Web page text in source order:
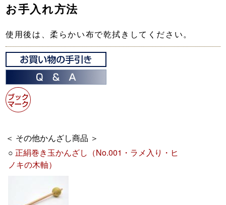
お手入れ方法
使用後は、柔らかい布で乾拭きしてください。
＜ その他かんざし商品 ＞
○ 正絹巻き玉かんざし（No.001・ラメ入り・ヒ
ノキの木軸）